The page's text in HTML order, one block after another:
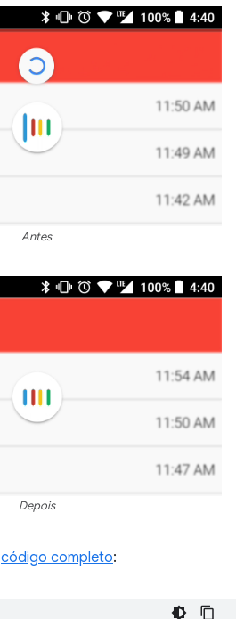
Antes
Depois
código completo: